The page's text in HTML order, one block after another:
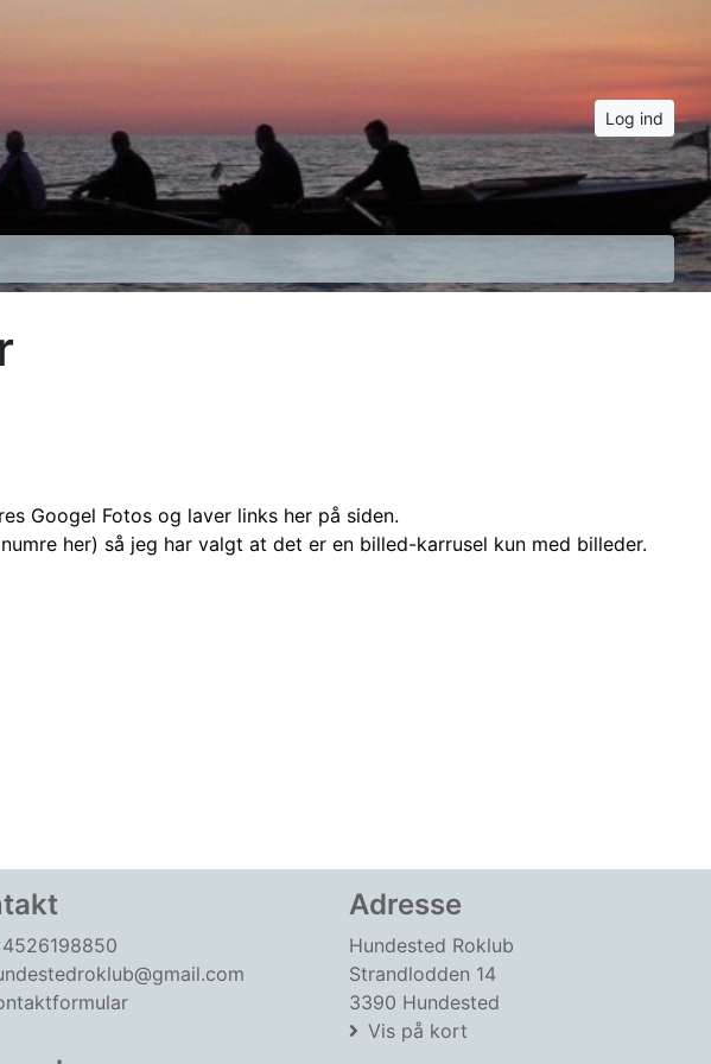
Log ind
Googel Fotos og laver links her på siden.
her) så jeg har valgt at det er en billed-karrusel kun med billeder.
Adresse
Hundested Roklub
Strandlodden 14
3390 Hundested
Vis på kort